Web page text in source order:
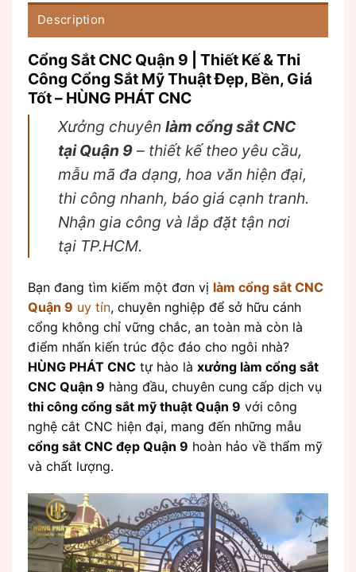
Description
Cổng Sắt CNC Quận 9 | Thiết Kế & Thi
Công Cổng Sắt Mỹ Thuật Đẹp, Bền, Giá
Tốt – HÙNG PHÁT CNC
Xưởng chuyên làm cổng sắt CNC
tại Quận 9 – thiết kế theo yêu cầu,
mẫu mã đa dạng, hoa văn hiện đại,
thi công nhanh, báo giá cạnh tranh.
Nhận gia công và lắp đặt tận nơi
tại TP.HCM.
Bạn đang tìm kiếm một đơn vị làm cổng sắt CNC
Quận 9 uy tín, chuyên nghiệp để sở hữu cánh
cổng không chỉ vững chắc, an toàn mà còn là
điểm nhấn kiến trúc độc đáo cho ngôi nhà?
HÙNG PHÁT CNC tự hào là xưởng làm cổng sắt
CNC Quận 9 hàng đầu, chuyên cung cấp dịch vụ
thi công cổng sắt mỹ thuật Quận 9 với công
nghệ cắt CNC hiện đại, mang đến những mẫu
cổng sắt CNC đẹp Quận 9 hoàn hảo về thẩm mỹ
và chất lượng.